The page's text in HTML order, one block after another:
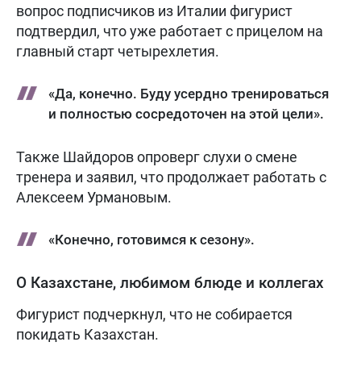
вопрос подписчиков из Италии фигурист
подтвердил, что уже работает с прицелом на
главный старт четырехлетия.
«Да, конечно. Буду усердно тренироваться
и полностью сосредоточен на этой цели».
Также Шайдоров опроверг слухи о смене
тренера и заявил, что продолжает работать с
Алексеем Урмановым.
«Конечно, готовимся к сезону».
О Казахстане, любимом блюде и коллегах
Фигурист подчеркнул, что не собирается
покидать Казахстан.